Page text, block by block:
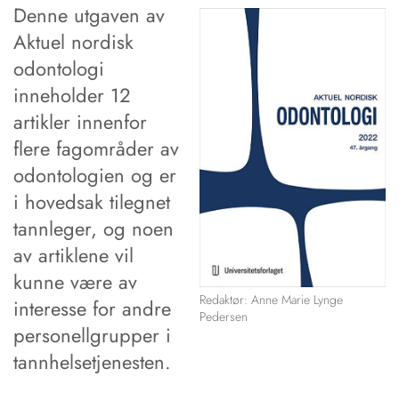
Redaktør: Anne Marie Lynge
Pedersen
Denne utgaven av
Aktuel nordisk
odontologi
inneholder 12
artikler innenfor
flere fagområder av
odontologien og er
i hovedsak tilegnet
tannleger, og noen
av artiklene vil
kunne være av
interesse for andre
personellgrupper i
tannhelse­tjenesten.